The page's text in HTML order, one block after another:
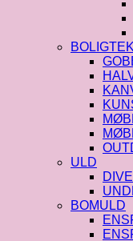
ULD
BOMULD